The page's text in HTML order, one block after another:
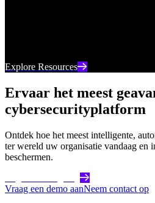
Explore Resources
Ervaar het meest
cybersecurityplatform
Ontdek hoe het meest intelligente,
ter wereld uw organisatie vandaag en
beschermen.
Vraag een demo aanNeem contact op